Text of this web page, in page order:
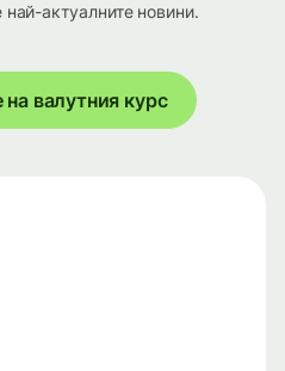
актуалните новини.
валутния курс